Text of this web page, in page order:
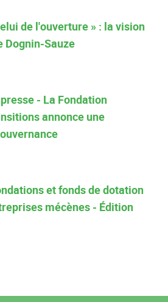
de l'ouverture » : la vision
Dognin-Sauze
- La Fondation
annonce une
et fonds de dotation
mécènes - Édition